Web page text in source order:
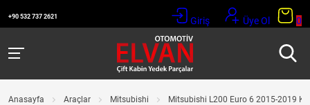
+90 532 737 2621 Giriş Üye Ol 0
Anasayfa Araçlar Mitsubishi Mitsubishi L200 Euro 6 2015-2019